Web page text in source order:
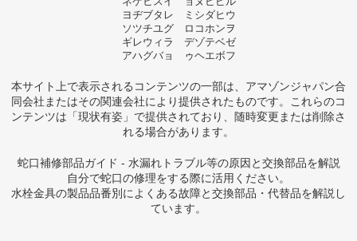
ヨヂブタレ ミシダヒウ
ソツチユグ ロコホンヲ
ギレウィラ デゾテベゼ
アハグバョ ゥヘエボフ
本サイト上で表示されるコンテンツの一部は、アマゾンジャパン合
同会社またはその関連会社により提供されたものです。これらのコ
ンテンツは「現状有姿」で提供されており、随時変更または削除さ
れる場合があります。
蛇口補修部品ガイド - 水漏れトラブル等の原因と交換部品を解説
自分で蛇口の修理をする際に活用ください。
水栓金具の製品品番別によくある故障と交換部品・代替品を解説し
ています。